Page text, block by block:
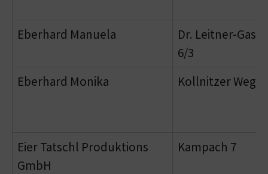
Eberhard Manuela
Dr. Leitner-Gasse
6/3
Eberhard Monika
Kollnitzer Weg
Eier Tatschl Produktions
GmbH
Kampach 7